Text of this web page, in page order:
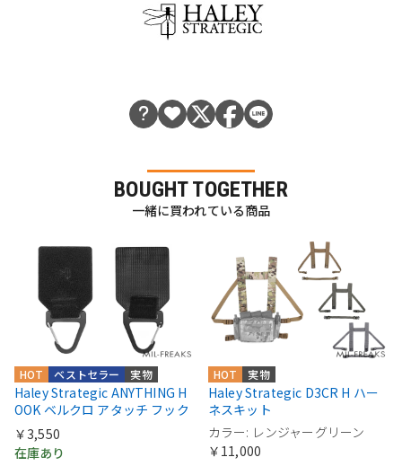
BOUGHT TOGETHER
一緒に買われている商品
実物
ベストセラー
HOT
Haley Strategic ANYTHING H
OOK ベルクロ アタッチ フック
￥3,550
在庫あり
実物
HOT
Haley Strategic D3CR H ハー
ネスキット
カラー: レンジャーグリーン
￥11,000